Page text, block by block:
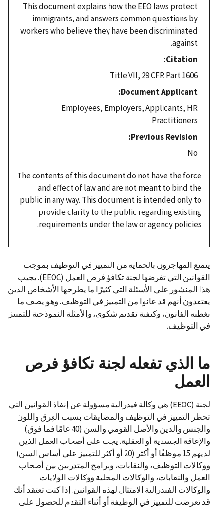
This document explains how the EEO laws protect
immigrants, and answers common questions by
workers who believe they have been discriminated
against.
Citation
Title VII, 29 CFR Part 1606
Document Applicant
Employees, Employers, Applicants, HR
Practitioners
Previous Revision
No
The contents of this document do not have the force
and effect of law and are not meant to bind the
public in any way. This document is intended only to
provide clarity to the public regarding existing
requirements under the law or agency policies.
يتمتع المهاجرون بالحماية من التمييز في التوظيف بموجب
القوانين التي تفرضها لجنة تكافؤ فرص العمل (EEOC). يجيب
هذا المنشور على الأسئلة التي كثيرًا ما يطرحها الأشخاص الذين
يعتقدون أنهم قد عانوا من التمييز في التوظيف. وهو يصف ما
يغطيه القانون، وكيفية تقديم شكوى، والأمثلة النموذجية للتمييز
في التوظيف.
ما الذي تفعله لجنة تكافؤ فرص
العمل
لجنة (EEOC) هي وكالة فيدرالية مسؤولة عن إنفاذ القوانين التي
تحظر التمييز في التوظيف والمضايقات بسبب العِرق واللون
والجنس والدين والأصل القومي والسن (40 عامًا فما فوق)
والإعاقة الجسدية أو العقلية. يجب على أصحاب العمل الذين
لديهم 15 موظفًا أو أكثر (20 أو أكثر للتمييز على أساس السن)
ووكالات التوظيف، والنقابات، وبرامج المتدربين بين أصحاب
العمل والنقابات، والوكالات المحلية ووكالات الولايات
والوكالات الفيدرالية الامتثال لهذه القوانين. إذا كنت تعتقد أنك
قد تعرضت للتمييز في الوظيفة أو أثناء التقدم للحصول على